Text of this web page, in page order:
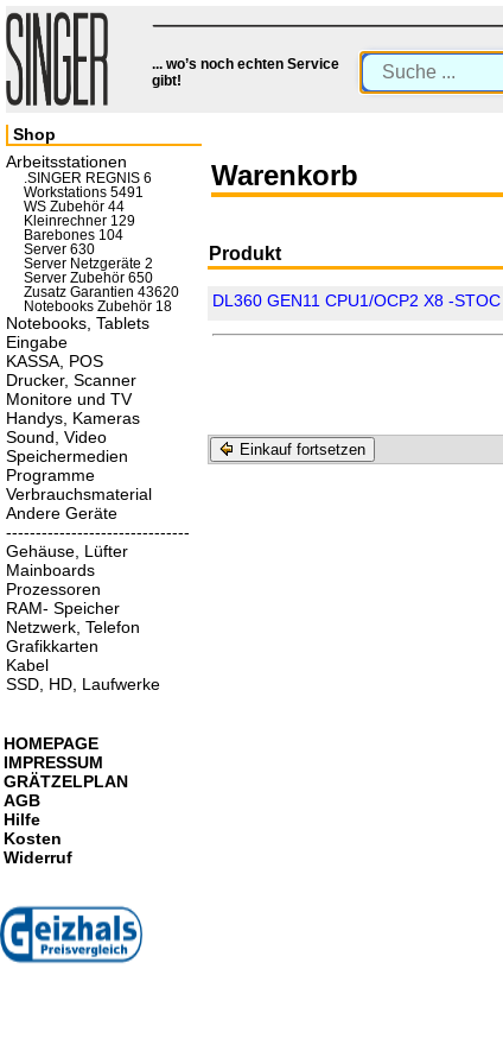
... wo’s noch echten Service
gibt!
Warenkorb
Produkt
DL360 GEN11 CPU1/OCP2 X8 -STOC
Einkauf fortsetzen
Shop
Arbeitsstationen
.SINGER REGNIS 6
Workstations 5491
WS Zubehör 44
Kleinrechner 129
Barebones 104
Server 630
Server Netzgeräte 2
Server Zubehör 650
Zusatz Garantien 43620
Notebooks Zubehör 18
Notebooks, Tablets
Eingabe
KASSA, POS
Drucker, Scanner
Monitore und TV
Handys, Kameras
Sound, Video
Speichermedien
Programme
Verbrauchsmaterial
Andere Geräte
-------------------------------
Gehäuse, Lüfter
Mainboards
Prozessoren
RAM- Speicher
Netzwerk, Telefon
Grafikkarten
Kabel
SSD, HD, Laufwerke
HOMEPAGE
IMPRESSUM
GRÄTZELPLAN
AGB
Hilfe
Kosten
Widerruf